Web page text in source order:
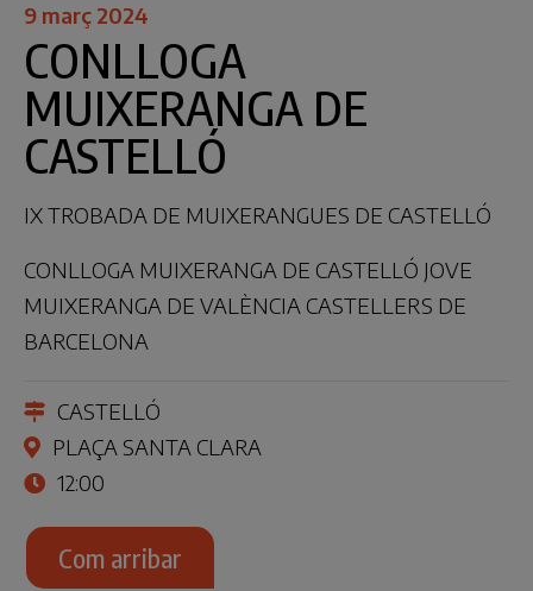
9 març 2024
CONLLOGA
MUIXERANGA DE
CASTELLÓ
IX TROBADA DE MUIXERANGUES DE CASTELLÓ
CONLLOGA MUIXERANGA DE CASTELLÓ JOVE
MUIXERANGA DE VALÈNCIA CASTELLERS DE
BARCELONA
CASTELLÓ
PLAÇA SANTA CLARA
12:00
Com arribar